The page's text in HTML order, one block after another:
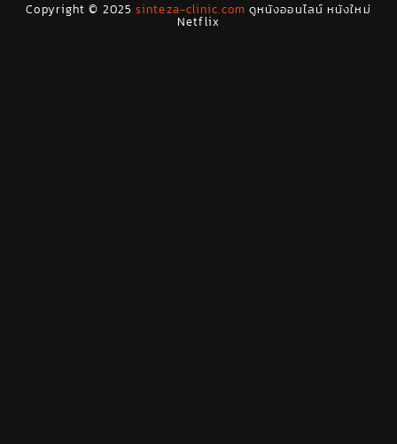
Drama ดราม่า (29)
Copyright © 2025sinteza-clinic.com ดูหนังออนไลน์ หนังใหม่
Netflix